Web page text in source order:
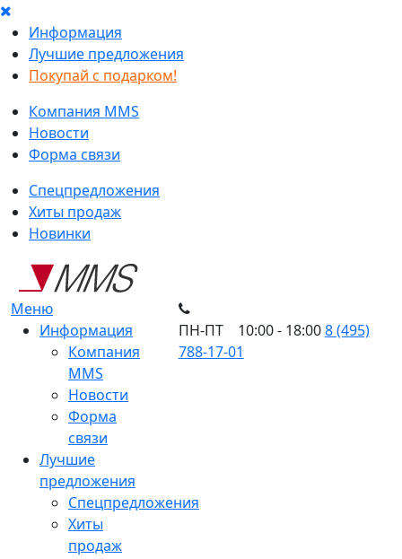
Информация
Лучшие предложения
Покупай с подарком!
Компания MMS
Новости
Форма связи
Спецпредложения
Хиты продаж
Новинки
Меню
Информация
Компания
MMS
Новости
Форма
связи
Лучшие
предложения
Спецпредложения
Хиты
продаж
ПН-ПТ 10:00 - 18:008 (495)
788-17-01